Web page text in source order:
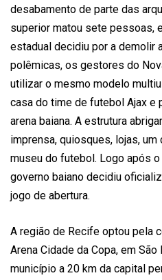
desabamento de parte das
superior matou sete pessoas,
estadual decidiu por a demolir
polêmicas, os gestores do
utilizar o mesmo modelo
casa do time de futebol Ajax e
arena baiana. A estrutura
imprensa, quiosques, lojas,
museu do futebol. Logo após
governo baiano decidiu
jogo de abertura.
A região de Recife optou pela
Arena Cidade da Copa, em
município a 20 km da capital